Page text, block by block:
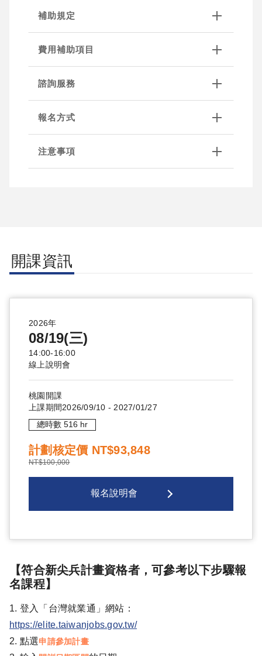
補助規定
費用補助項目
諮詢服務
報名方式
注意事項
開課資訊
2026年
08/19(三)
14:00-16:00
線上說明會
桃園 開課
上課期間2026/09/10 - 2027/01/27
總時數 516 hr
計劃核定價 NT$93,848
NT$100,000
報名說明會
【符合新尖兵計畫資格者，可參考以下步驟報
名課程】
1. 登入「台灣就業通」網站：
https://elite.taiwanjobs.gov.tw/
2. 點選申請參加計畫